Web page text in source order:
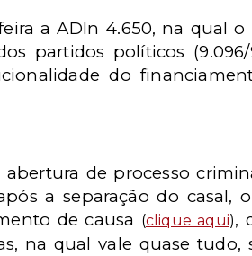
a ADIn 4.650, na qual
partidos políticos
do
abertura de processo
a separação do casal,
de causa (clique aqui),
na qual vale quase